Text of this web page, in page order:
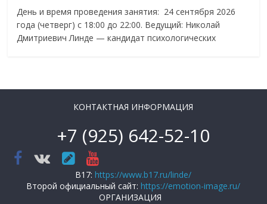
День и время проведения занятия: 24 сентября 2026
года (четверг) с 18:00 до 22:00. Ведущий: Николай
Дмитриевич Линде — кандидат психологических
КОНТАКТНАЯ ИНФОРМАЦИЯ
+7 (925) 642-52-10
B17:https://www.b17.ru/linde/
Второй официальный сайт:https://emotion-image.ru/
ОРГАНИЗАЦИЯ